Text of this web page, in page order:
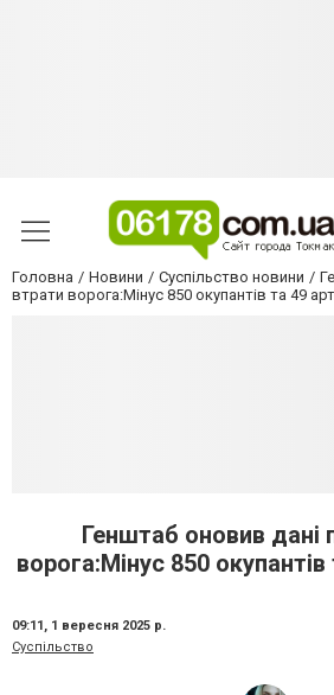
Головна Новини Суспільство новини
втрати ворога:Мінус 850 окупантів та 49
Генштаб оновив дані
ворога:Мінус 850
09:11, 1 вересня 2025 р.
Суспільство